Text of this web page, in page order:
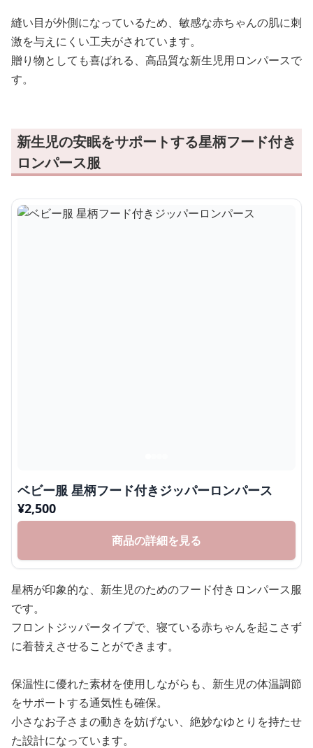
縫い目が外側になっているため、敏感な赤ちゃんの肌に刺
激を与えにくい工夫がされています。
贈り物としても喜ばれる、高品質な新生児用ロンパースで
す。
新生児の安眠をサポートする星柄フード付き
ロンパース服
ベビー服 星柄フード付きジッパーロンパース
¥2,500
商品の詳細を見る
星柄が印象的な、新生児のためのフード付きロンパース服
です。
フロントジッパータイプで、寝ている赤ちゃんを起こさず
に着替えさせることができます。
保温性に優れた素材を使用しながらも、新生児の体温調節
をサポートする通気性も確保。
小さなお子さまの動きを妨げない、絶妙なゆとりを持たせ
た設計になっています。